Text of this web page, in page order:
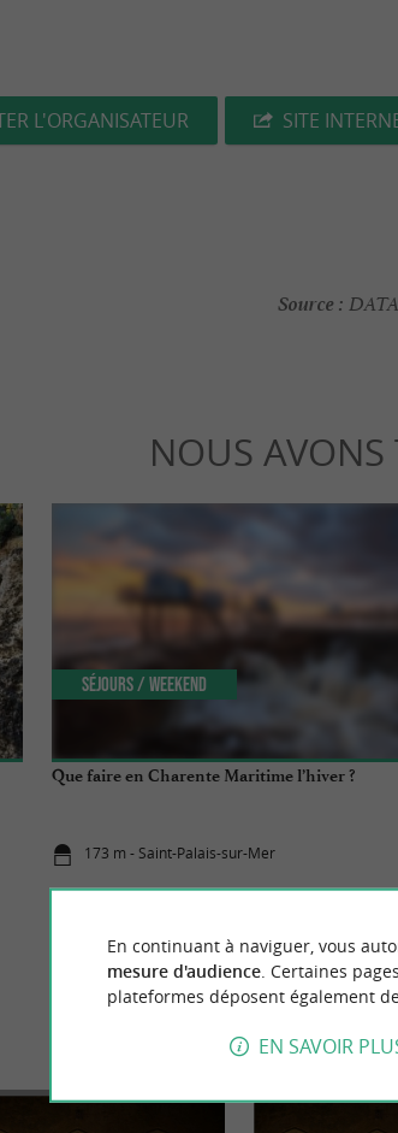
L'ORGANISATEUR SITE
Source :
NOUS AVONS
Que faire en Charente Maritime l’hiver ?
173 m - Saint-Palais-sur-Mer
Séjours / Weekend
ÉVÈNEMENTSÀ
En continuant à naviguer, vous
mesure d'audience. Certaines
plateformes déposent également
EN SAVOIR